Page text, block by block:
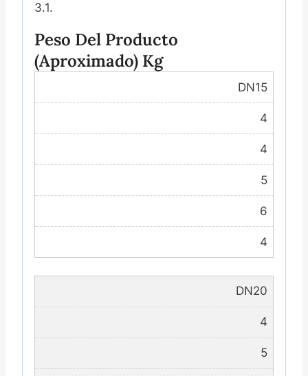
3.1.
Peso Del Producto
(aproximado) Kg
DN15
4
4
5
6
4
DN20
4
5